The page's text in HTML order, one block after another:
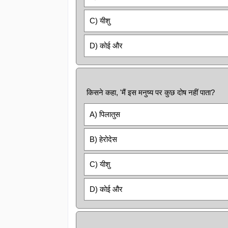
C) यीशु
D) कोई और
किसने कहा, 'मैं इस मनुष्य पर कुछ दोष नहीं पाता?
A) पिलातुस
B) हेरोदेस
C) यीशु
D) कोई और